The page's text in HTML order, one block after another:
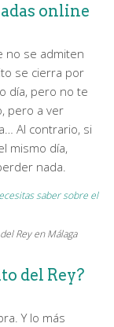
online
no se admiten
se cierra por
día, pero no te
pero a ver
Al contrario, si
mismo día,
nada.
Rey en Málaga
del Rey?
Y lo más